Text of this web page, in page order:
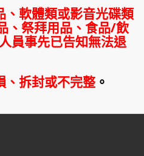
、軟體類或影音光碟類
、祭拜用品、食品/飲
員事先已告知無法退
、拆封或不完整。